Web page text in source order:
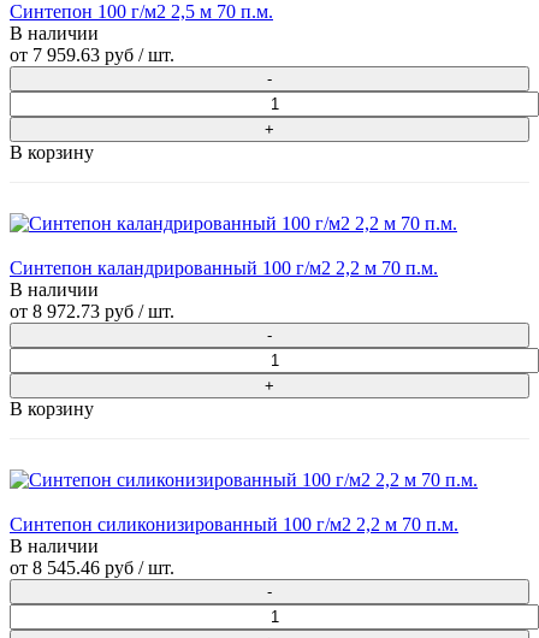
Синтепон 100 г/м2 2,5 м 70 п.м.
В наличии
от 7 959.63 руб / шт.
В корзину
Синтепон каландрированный 100 г/м2 2,2 м 70 п.м.
В наличии
от 8 972.73 руб / шт.
В корзину
Синтепон силиконизированный 100 г/м2 2,2 м 70 п.м.
В наличии
от 8 545.46 руб / шт.